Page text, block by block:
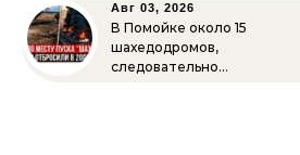
Авг 03, 2026
В Помойке около 15
шахедодромов,
следовательно…